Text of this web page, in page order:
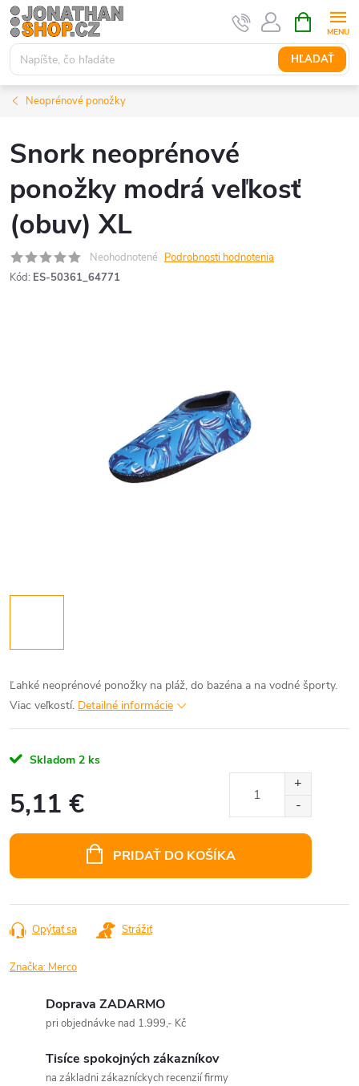
Prejsť
na
obsah
HĽADAŤ
KOŠÍK
Neoprénové ponožky
Snork neoprénové
ponožky modrá veľkosť
(obuv) XL
Neohodnotené Podrobnosti hodnotenia
Kód: ES-50361_64771
Ľahké neoprénové ponožky na pláž, do bazéna a na vodné športy.
Viac veľkostí. Detailné informácie
Skladom 2 ks
5,11 €
PRIDAŤ DO KOŠÍKA
Opýtať sa Strážiť
Značka: Merco
Doprava ZADARMO
pri objednávke nad 1.999,- Kč
Tisíce spokojných zákazníkov
na základni zákazníckych recenzií firmy